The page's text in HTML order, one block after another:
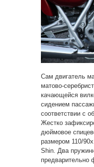
Сам двигатель
матово-
качающейся
сидением
соответствии с
Жестко
дюймовое
размером 110/
Shin. Два
предварительно